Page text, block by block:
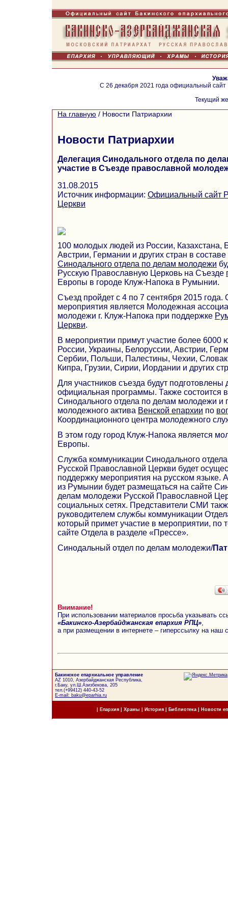
С 26 декабря 2021 года официальный
Текущий
На главную / Новости Патриархии
Новости Патриархии
Делегация Синодального отдела по
участие в Съезде православной
31.08.2015
Источник информации: Официальный сайт
Церкви
100 молодых людей из России, Казахстана,
Австрии, Германии и других стран в
Синодального отдела по делам молодежи
Русскую Православную Церковь на Съезде
Европы в городе Клуж-Напока в Румынии.
Съезд пройдет с 4 по 7 сентября 2015 года.
мероприятия является Молодежная
молодежи г. Клуж-Напока при поддержке
Церкви.
В мероприятии примут участие более 6000
России, Украины, Белоруссии, Австрии,
Сербии, Польши, Палестины, Чехии,
Кипра, Грузии, Сирии, Иордании и других
Для участников съезда будут подготовлены
официальная программы. Также состоится
Синодального отдела по делам молодежи и
молодежного актива Венской епархии по
Координационного центра молодежного
В этом году город Клуж-Напока является
Европы.
Служба коммуникации Синодального
Русской Православной Церкви будет
поддержку мероприятия на русском языке.
из Румынии будет размещаться на сайте
делам молодежи Русской Православной
социальных сетях. Представители СМИ
руководителем службы коммуникации
который примет участие в мероприятии, по
сайте Отдела в разделе «Прессе».
Синодальный отдел по делам молодежи/
Внимание!
При использовании материалов просьба указывать
«Бакинско-Азербайджанская епархия РПЦ»
а при размещении в интернете – гиперссылку на наш
Бакинское епархиальное управление
AZ 1010, Азербайджанская Республика,
г.Баку, ул.Ш.Азизбекова, 205
тел.(+99412) 440-43-52
E-mail: baku@eparhia.ru
Епархия| Храмы История| Библиотека Новости